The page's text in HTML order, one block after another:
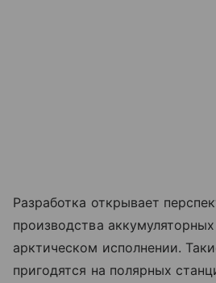
Разработка открывает
производства
арктическом исполнении.
пригодятся на полярных